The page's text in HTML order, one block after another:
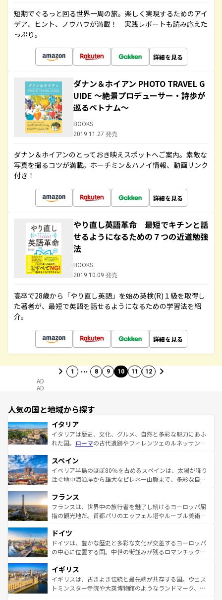
短期でぐるっと回る世界一周の旅。楽しく実現するためのアイ
デア、ヒント、ノウハウが満載！ 実践レポートも読み応えた
っぷり。
詳細を見る
ダナン＆ホイアン PHOTO TRAVEL G
UIDE ～絶景プロデューサー・詩歩が
巡るベトナム～
BOOKS
2019.11.27 発売
ダナン＆ホイアンのとっておき映えスポットへご案内。素敵な
写真を撮るコツが満載。ホーチミン＆ハノイ情報、動画リンク
付き！
詳細を見る
やり直し英語革命 最短でキチンと話
せるようになるための７つの近道勉強
法
BOOKS
2019.10.09 発売
高卒で28歳から「やり直し英語」を始め英検(R)１級を取得し
た著者が、最短で英語を話せるようになるための学習法を紹
介。
詳細を見る
1 … 8 9 10 11 12
AD
AD
人気の国と地域から探す
イタリア
イタリアは歴史、文化、グルメ、自然と多彩な魅力にあふ
れた国。 ローマの古代遺跡やフィレンツェのルネッサンス
ろん、トスカーナの美しい田園風景やアマルフィ海岸の絶
景など、自然景観も見逃せない。観光の合間には、本場の
ピザやパスタなど、絶品のイタリア料理を堪能することも
ませてくれるイタリアで、忘れられない旅をしてみよう！
なお、新着のイタリア情報はコンテンツ一覧 を参照してほ
しい。
スペイン
イベリア半島のほぼ80％を占めるスペインは、太陽が降り
注ぐ地中海沿岸から雄大なピレネー山脈まで、多彩な自然
文化が根付くこの国では、情熱的なフラメンコ、熱気あふ
れる闘牛、そして美味しいタパスが生活の一部となってい
る。首都マドリードの洗練された雰囲気や、バルセロナの
の城塞都市、穏やかなビーチリゾートまで多彩な表情を見
せる。地方によって風土や気候が異なるスペインはその個
性で訪れる人を魅了する。 なお、新着のスペイン情報はコ
フランス
フランスは、世界中の旅行者を魅了し続けるヨーロッパ屈
指の観光地だ。首都パリのエッフェル塔やルーブル美術館
で、幅広い魅力が詰まっている。華麗な宮殿、歴史的な大
聖堂、美しいビーチ、そして豊かな自然が、訪れる者を心
から魅了する。また、フランスは美食の国としても知ら
いる。シャンパンの発祥地であるランス、プロヴァンスの
香り高いラベンダー畑など、多彩な楽しみ方が可能だ。さ
らに、パリ以外の地域にも魅力が溢れており、どの街角に
ドイツ
ドイツは、豊かな歴史と多彩な文化が交差するヨーロッパ
の中心に位置する国。中世の街並みが残るロマンチック街
顔を持つこの国は、どこを歩いても飽きることがない。ベ
ルリンの文化的活気、バイエルン州のアルプスの絶景、そ
してライン川沿いのワイン畑といった風景は必見。ビール
イギリス
イギリスは、古きよき伝統と最先端が共存する国。ウェス
トミンスター寺院や大英博物館のようなランドマーク、歴